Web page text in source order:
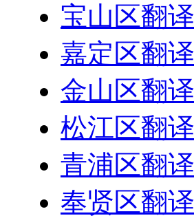
宝山区翻译
嘉定区翻译
金山区翻译
松江区翻译
青浦区翻译
奉贤区翻译